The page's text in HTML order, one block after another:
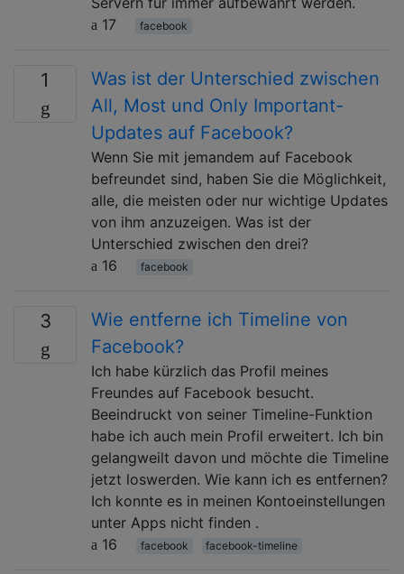
17
facebook
1
Was ist der Unterschied zwischen
All, Most und Only Important-
Updates auf Facebook?
Wenn Sie mit jemandem auf Facebook
befreundet sind, haben Sie die Möglichkeit,
alle, die meisten oder nur wichtige Updates
von ihm anzuzeigen. Was ist der
Unterschied zwischen den drei?
16
facebook
3
Wie entferne ich Timeline von
Facebook?
Ich habe kürzlich das Profil meines
Freundes auf Facebook besucht.
Beeindruckt von seiner Timeline-Funktion
habe ich auch mein Profil erweitert. Ich bin
gelangweilt davon und möchte die Timeline
jetzt loswerden. Wie kann ich es entfernen?
Ich konnte es in meinen Kontoeinstellungen
unter Apps nicht finden .
16
facebook facebook-timeline